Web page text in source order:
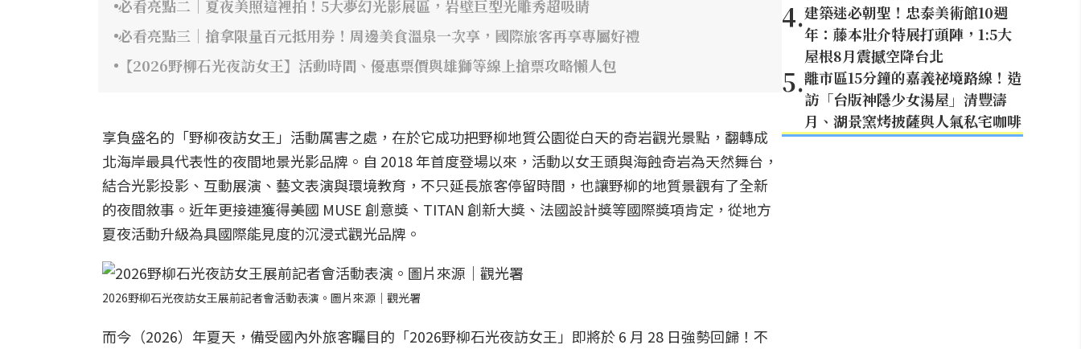
必看亮點二｜夏夜美照這裡拍！5大夢幻光影展區，岩壁巨型光雕秀超吸睛
必看亮點三｜搶拿限量百元抵用券！周邊美食溫泉一次享，國際旅客再享專屬好禮
【2026野柳石光夜訪女王】活動時間、優惠票價與雄獅等線上搶票攻略懶人包
享負盛名的「野柳夜訪女王」活動厲害之處，在於它成功把野柳地質公園從白天的奇岩觀光景點，翻轉成
北海岸最具代表性的夜間地景光影品牌。自 2018 年首度登場以來，活動以女王頭與海蝕奇岩為天然舞台，
結合光影投影、互動展演、藝文表演與環境教育，不只延長旅客停留時間，也讓野柳的地質景觀有了全新
的夜間敘事。近年更接連獲得美國 MUSE 創意獎、TITAN 創新大獎、法國設計獎等國際獎項肯定，從地方
夏夜活動升級為具國際能見度的沉浸式觀光品牌。
2026野柳石光夜訪女王展前記者會活動表演。圖片來源｜觀光署
而今（2026）年夏天，備受國內外旅客矚目的「2026野柳石光夜訪女王」即將於 6 月 28 日強勢回歸！不
4.建築迷必朝聖！忠泰美術館10週
年：藤本壯介特展打頭陣，1:5大
屋根8月震撼空降台北
5.離市區15分鐘的嘉義祕境路線！造
訪「台版神隱少女湯屋」清豐濤
月、湖景窯烤披薩與人氣私宅咖啡